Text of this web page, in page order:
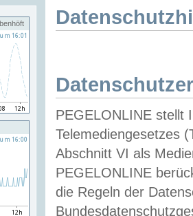
PEGELONLINE stellt
Telemediengesetzes
Abschnitt VI als
PEGELONLINE
die Regeln der